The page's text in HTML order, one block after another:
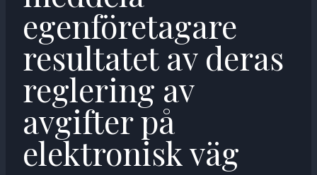
egenföretagare
resultatet av deras
reglering av
avgifter på
elektronisk väg